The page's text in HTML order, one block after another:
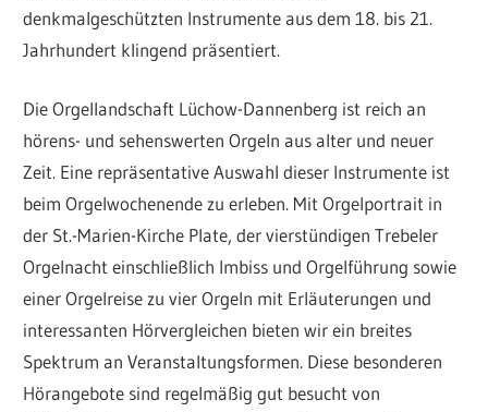
denkmalgeschützten Instrumente aus dem 18. bis 21.
Jahrhundert klingend präsentiert.
Die Orgellandschaft Lüchow-Dannenberg ist reich an
hörens- und sehenswerten Orgeln aus alter und neuer
Zeit. Eine repräsentative Auswahl dieser Instrumente ist
beim Orgelwochenende zu erleben. Mit Orgelportrait in
der St.-Marien-Kirche Plate, der vierstündigen Trebeler
Orgelnacht einschließlich Imbiss und Orgelführung sowie
einer Orgelreise zu vier Orgeln mit Erläuterungen und
interessanten Hörvergleichen bieten wir ein breites
Spektrum an Veranstaltungsformen. Diese besonderen
Hörangebote sind regelmäßig gut besucht von